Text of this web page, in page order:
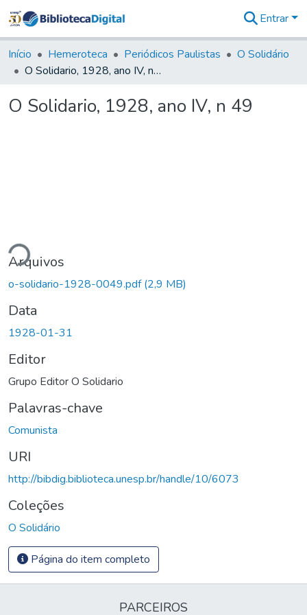
&
Coleções
Tudo na
Digital
Entrar
Início Hemeroteca Periódicos Paulistas
O Solidário
O Solidario, 1928, ano IV, n 49
O Solidario, 1928, ano IV, n 49
Arquivos
o-solidario-1928-0049.pdf(2,9 MB)
Data
1928-01-31
Editor
Grupo Editor O Solidario
Palavras-chave
Comunista
URI
http://bibdig.biblioteca.unesp.br/handle/10/6073
Coleções
O Solidário
Página do item completo
PARCEIROS